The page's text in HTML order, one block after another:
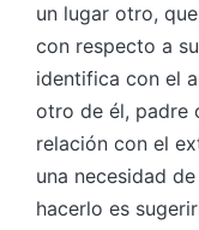
un lugar otro,
con respecto a
identifica con el
otro de él, padre
relación con el
una necesidad
hacerlo es